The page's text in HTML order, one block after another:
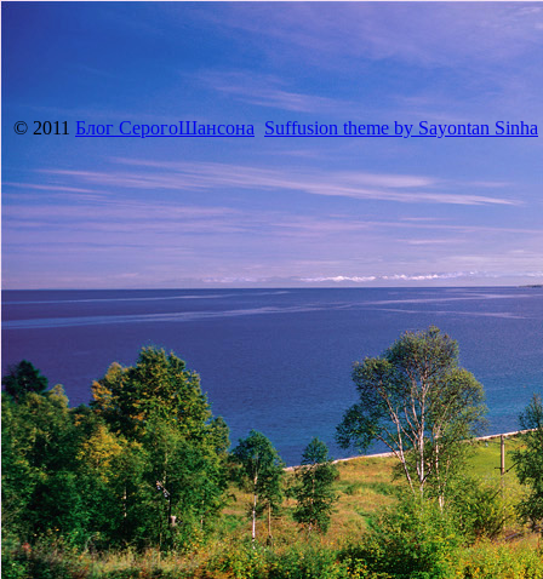
© 2011 Блог СерогоШансона Suffusion theme by Sayontan Sinha